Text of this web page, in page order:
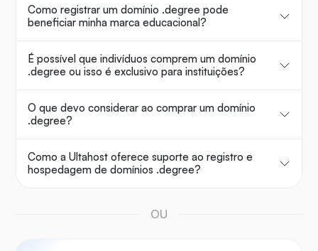
Como registrar um domínio .degree pode
beneficiar minha marca educacional?
É possível que indivíduos comprem um domínio
.degree ou isso é exclusivo para instituições?
O que devo considerar ao comprar um domínio
.degree?
Como a Ultahost oferece suporte ao registro e
hospedagem de domínios .degree?
OU